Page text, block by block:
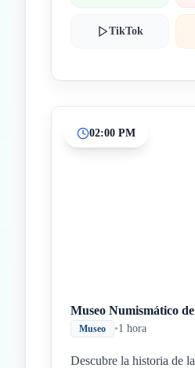
TikTok
02:00 PM
Museo Numismático
Museo •1 hora
Descubre la historia de